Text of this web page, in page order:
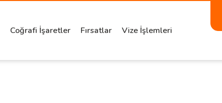
Coğrafi İşaretler Fırsatlar Vize İşlemleri